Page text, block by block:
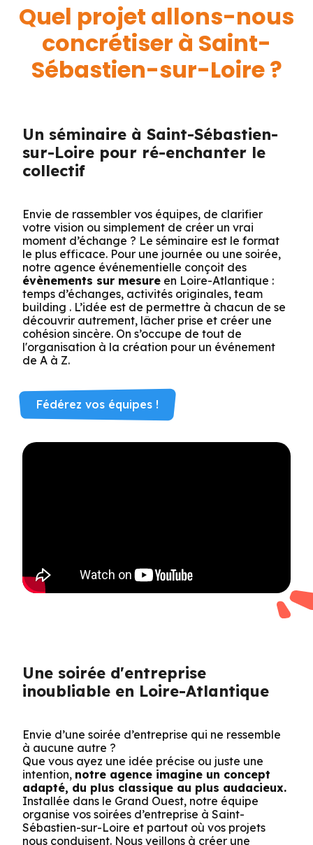
Quel projet allons-nous
concrétiser à Saint-
Sébastien-sur-Loire ?
Un séminaire à Saint-Sébastien-
sur-Loire pour ré-enchanter le
collectif
Envie de rassembler vos équipes, de clarifier
votre vision ou simplement de créer un vrai
moment d’échange ? Le séminaire est le format
le plus efficace. Pour une journée ou une soirée,
notre agence événementielle conçoit des
évènements sur mesureen Loire-Atlantique :
temps d’échanges, activités originales, team
building . L’idée est de permettre à chacun de se
découvrir autrement, lâcher prise et créer une
cohésion sincère. On s’occupe de tout de
l'organisation à la création pour un événement
de A à Z.
Fédérez vos équipes !
Une soirée d'entreprise
inoubliable en Loire-Atlantique
Envie d’une soirée d’entreprise qui ne ressemble
à aucune autre ?
Que vous ayez une idée précise ou juste une
intention, notre agence imagine un concept
adapté, du plus classique au plus audacieux.
Installée dans le Grand Ouest, notre équipe
organise vos soirées d’entreprise à Saint-
Sébastien-sur-Loire et partout où vos projets
nous conduisent. Nous veillons à créer une